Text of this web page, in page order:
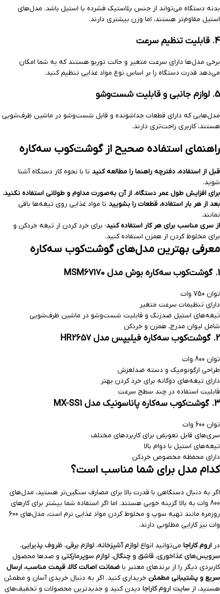
بدنه دستگاه می‌تواند از جنس پلاستیک فشرده یا استیل باشد. مدل‌های
استیل مقاوم‌تر هستند، اما وزن بیشتری دارند.
4. قابلیت تنظیم سرعت
برخی مدل‌ها دارای سرعت متغیر و حالت توربو هستند که به شما امکان
می‌دهد قدرت دستگاه را بر اساس نوع مواد غذایی تنظیم کنید.
5. لوازم جانبی و قابلیت شست‌وشو
مدل‌هایی که دارای قطعات جداشونده و قابل شست‌وشو در ماشین ظرف‌شویی
هستند، کاربری راحت‌تری دارند.
راهنمای استفاده صحیح از گوشت‌کوب سه‌کاره
قبل از استفاده، دفترچه راهنما را مطالعه کنید تا با نحوه کار دستگاه آشنا
شوید.
برای افزایش طول عمر دستگاه، از آن به‌صورت مداوم و طولانی استفاده نکنید.
بعد از هر بار استفاده، قطعات را بشویید تا مواد غذایی روی تیغه‌ها باقی
نمانند.
از سری مناسب برای هر کار استفاده کنید؛ برای خرد کردن از تیغه خردکن و
برای مخلوط کردن از همزن استفاده کنید.
معرفی بهترین مدل‌های گوشت‌کوب سه‌کاره
1. گوشت‌کوب سه‌کاره بوش مدل MSM67170
توان 750 وات
دارای تنظیمات سرعت متغیر
تیغه‌های استیل ضدزنگ و قابلیت شست‌وشو در ماشین ظرف‌شویی
شامل لیوان مدرج، همزن و خردکن
2. گوشت‌کوب سه‌کاره فیلیپس مدل HR2657
توان 800 وات
طراحی ارگونومیک و دسته ضدلغزش
دارای تیغه‌های دوگانه برای خرد کردن بهتر
قابلیت استفاده در چند سطح سرعت
3. گوشت‌کوب سه‌کاره پاناسونیک مدل MX-SS1
توان 600 وات
سری‌های قابل تعویض برای کاربردهای مختلف
تیغه‌های استیل با دوام بالا
دارای محفظه مخصوص خردکن
کدام مدل برای شما مناسب است؟
اگر به دنبال دستگاهی با قدرت بالا برای مصارف سنگین‌تر هستید، مدل‌های
800 وات به بالا گزینه خوبی هستند. اما اگر استفاده شما بیشتر برای کارهای
روزمره مانند تهیه سوپ و مخلوط کردن مواد غذایی نرم است، مدل‌های 600
وات نیز کارایی مطلوبی دارند.
در اروم کاراجا می‌توانید انواع لوازم آشپزخانه، لوازم برقی، ظروف پذیرایی،
سرویس‌های غذاخوری، قاشق و چنگال، لوازم سوپرمارکتی و صدها محصول
کاربردی دیگر را از برندهای معتبر با ضمانت اصالت کالا، قیمت مناسب، ارسال
سریع و پشتیبانی مطمئن خریداری کنید. اگر به دنبال خریدی آسان و مطمئن
هستید، از سایت اروم کاراجا دیدن کنید و جدیدترین محصولات و تخفیف‌های